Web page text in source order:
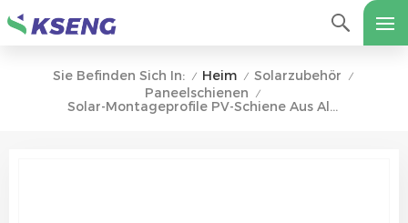
Sie Befinden Sich In: / Heim / Solarzubehör /
Paneelschienen /
Solar-Montageprofile PV-Schiene Aus Aluminiumlegierung